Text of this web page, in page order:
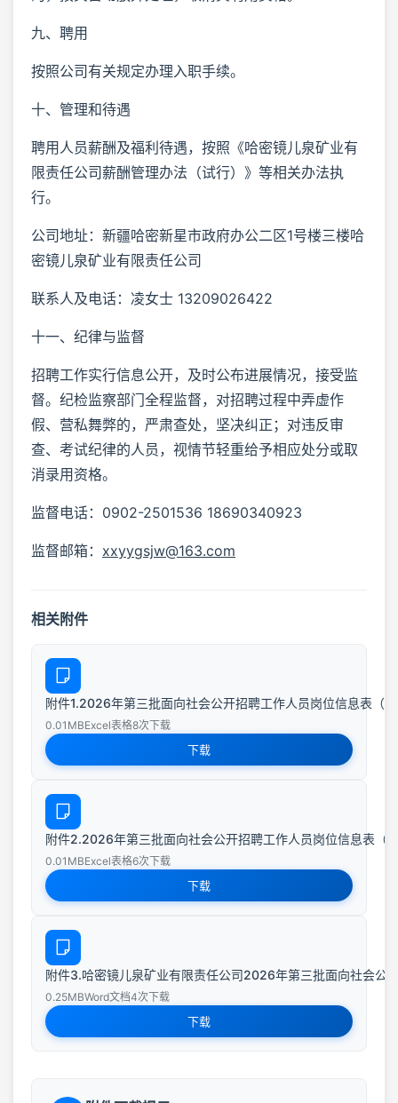
九、聘用
按照公司有关规定办理入职手续。
十、管理和待遇
聘用人员薪酬及福利待遇，按照《哈密镜儿泉矿业有
限责任公司薪酬管理办法（试行）》等相关办法执
行。
公司地址：新疆哈密新星市政府办公二区1号楼三楼哈
密镜儿泉矿业有限责任公司
联系人及电话：凌女士 13209026422
十一、纪律与监督
招聘工作实行信息公开，及时公布进展情况，接受监
督。纪检监察部门全程监督，对招聘过程中弄虚作
假、营私舞弊的，严肃查处，坚决纠正；对违反审
查、考试纪律的人员，视情节轻重给予相应处分或取
消录用资格。
监督电话：0902-2501536 18690340923
监督邮箱： xxyygsjw@163.com
相关附件
附件1.2026年第三批面向社会公开招聘工作人员岗位信息表（
0.01MBExcel表格8次下载
下载
附件2.2026年第三批面向社会公开招聘工作人员岗位信息表（
0.01MBExcel表格6次下载
下载
附件3.哈密镜儿泉矿业有限责任公司2026年第三批面向社会公
0.25MBWord文档4次下载
下载